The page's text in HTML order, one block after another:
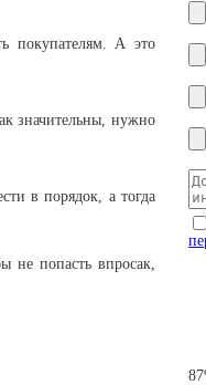
покупателям. А это
значительны, нужно
в порядок, а тогда
не попасть впросак,